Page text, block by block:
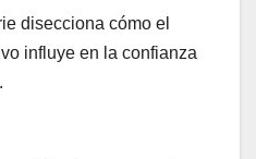
disecciona cómo el
influye en la confianza